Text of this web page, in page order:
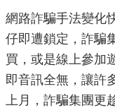
分
是
公
告
訊
網路詐騙手法變化
仔即遭鎖定，詐騙
買，或是線上參加
即音訊全無，讓許
上月，詐騙集團更